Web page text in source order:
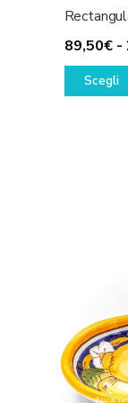
89,50€ -
Scegli